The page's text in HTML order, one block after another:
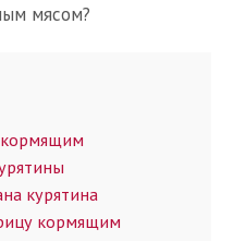
мясом?
кормящим
курятина
кормящим